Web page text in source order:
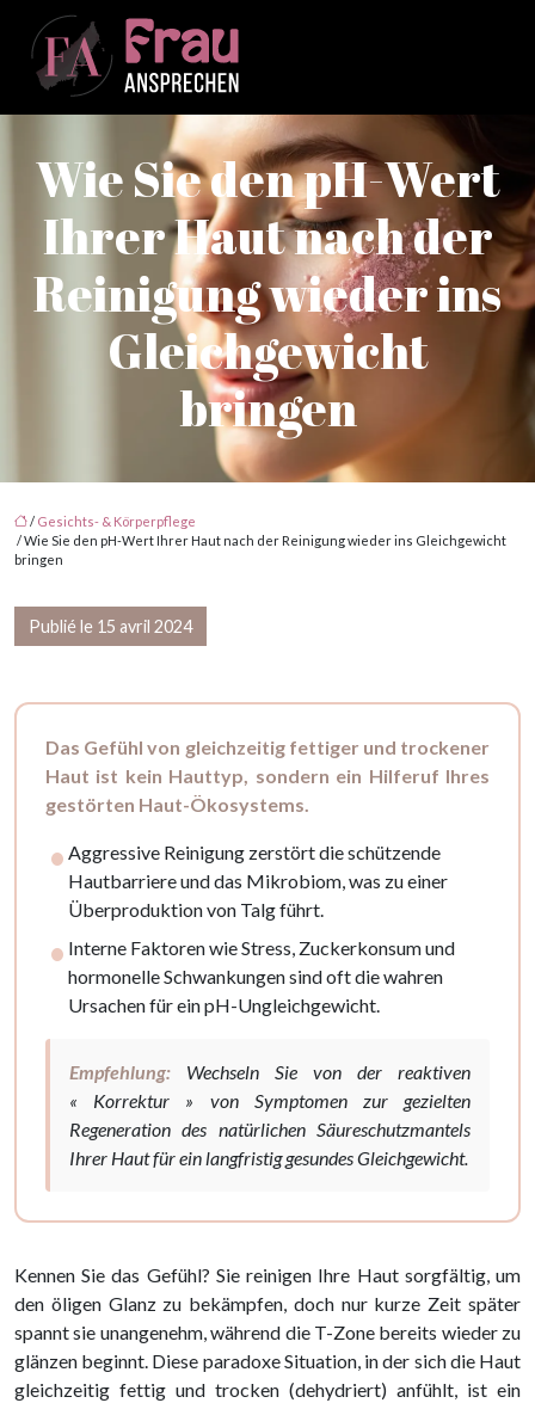
Wie Sie den pH-Wert
Ihrer Haut nach der
Reinigung wieder ins
Gleichgewicht
bringen
/ Gesichts- & Körperpflege
/ Wie Sie den pH-Wert Ihrer Haut nach der Reinigung wieder ins Gleichgewicht
bringen
Publié le 15 avril 2024
Das Gefühl von gleichzeitig fettiger und trockener
Haut ist kein Hauttyp, sondern ein Hilferuf Ihres
gestörten Haut-Ökosystems.
Aggressive Reinigung zerstört die schützende
Hautbarriere und das Mikrobiom, was zu einer
Überproduktion von Talg führt.
Interne Faktoren wie Stress, Zuckerkonsum und
hormonelle Schwankungen sind oft die wahren
Ursachen für ein pH-Ungleichgewicht.
Empfehlung: Wechseln Sie von der reaktiven
« Korrektur » von Symptomen zur gezielten
Regeneration des natürlichen Säureschutzmantels
Ihrer Haut für ein langfristig gesundes Gleichgewicht.
Kennen Sie das Gefühl? Sie reinigen Ihre Haut sorgfältig, um
den öligen Glanz zu bekämpfen, doch nur kurze Zeit später
spannt sie unangenehm, während die T-Zone bereits wieder zu
glänzen beginnt. Diese paradoxe Situation, in der sich die Haut
gleichzeitig fettig und trocken (dehydriert) anfühlt, ist ein